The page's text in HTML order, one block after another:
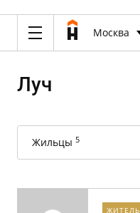
Москва
Луч
Жильцы 5
ЖИТЕЛЬ